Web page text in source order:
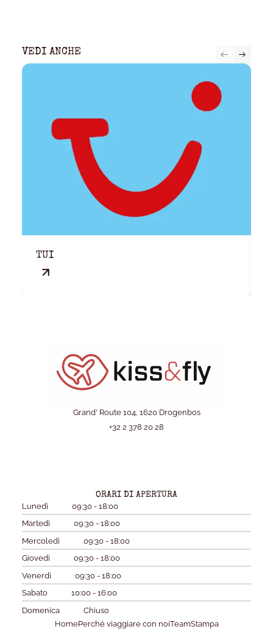
VEDI ANCHE
TUI
Grand' Route 104, 1620 Drogenbos
+32 2 378 20 28
ORARI DI APERTURA
Lunedì
09:30 - 18:00
Martedì
09:30 - 18:00
Mercoledì
09:30 - 18:00
Giovedì
09:30 - 18:00
Venerdì
09:30 - 18:00
Sabato
10:00 - 16:00
Domenica
Chiuso
HomePerché viaggiare con noiTeamStampa